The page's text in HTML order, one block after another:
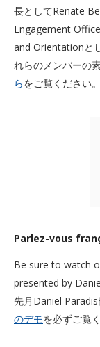
長としてRenate
Engagement
and Orientationと
れらのメンバーの
らをご覧ください。
Parlez-vous
Be sure to watch
presented by
先月Daniel Paradis
のデモを必ずご覧